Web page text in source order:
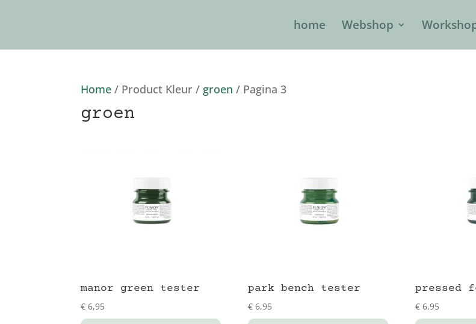
home Webshop
Home / Product Kleur / groen / Pagina 3
groen
manor green tester
€ 6,95
park bench tester
€ 6,95
pressed
€ 6,95